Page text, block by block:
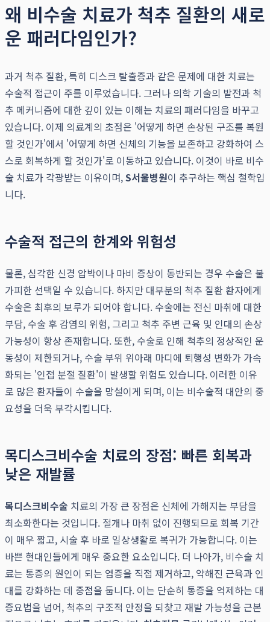
왜 비수술 치료가 척추 질환의 새로
운 패러다임인가?
과거 척추 질환, 특히 디스크 탈출증과 같은 문제에 대한 치료는
수술적 접근이 주를 이루었습니다. 그러나 의학 기술의 발전과 척
추 메커니즘에 대한 깊이 있는 이해는 치료의 패러다임을 바꾸고
있습니다. 이제 의료계의 초점은 '어떻게 하면 손상된 구조를 복원
할 것인가'에서 '어떻게 하면 신체의 기능을 보존하고 강화하여 스
스로 회복하게 할 것인가'로 이동하고 있습니다. 이것이 바로 비수
술 치료가 각광받는 이유이며,S서울병원이 추구하는 핵심 철학입
니다.
수술적 접근의 한계와 위험성
물론, 심각한 신경 압박이나 마비 증상이 동반되는 경우 수술은 불
가피한 선택일 수 있습니다. 하지만 대부분의 척추 질환 환자에게
수술은 최후의 보루가 되어야 합니다. 수술에는 전신 마취에 대한
부담, 수술 후 감염의 위험, 그리고 척추 주변 근육 및 인대의 손상
가능성이 항상 존재합니다. 또한, 수술로 인해 척추의 정상적인 운
동성이 제한되거나, 수술 부위 위아래 마디에 퇴행성 변화가 가속
화되는 '인접 분절 질환'이 발생할 위험도 있습니다. 이러한 이유
로 많은 환자들이 수술을 망설이게 되며, 이는 비수술적 대안의 중
요성을 더욱 부각시킵니다.
목디스크비수술 치료의 장점: 빠른 회복과
낮은 재발률
목디스크비수술 치료의 가장 큰 장점은 신체에 가해지는 부담을
최소화한다는 것입니다. 절개나 마취 없이 진행되므로 회복 기간
이 매우 짧고, 시술 후 바로 일상생활로 복귀가 가능합니다. 이는
바쁜 현대인들에게 매우 중요한 요소입니다. 더 나아가, 비수술 치
료는 통증의 원인이 되는 염증을 직접 제거하고, 약해진 근육과 인
대를 강화하는 데 중점을 둡니다. 이는 단순히 통증을 억제하는 대
증요법을 넘어, 척추의 구조적 안정을 되찾고 재발 가능성을 근본